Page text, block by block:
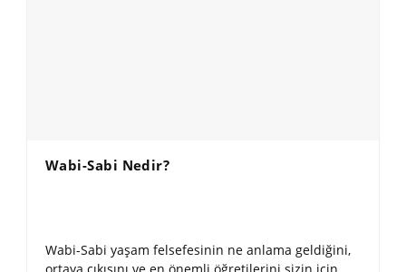
Wabi-Sabi Nedir?
Wabi-Sabi yaşam felsefesinin ne anlama geldiğini,